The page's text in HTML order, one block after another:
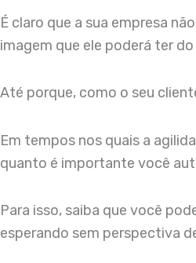
É claro que a sua empresa
imagem que ele poderá ter
Até porque, como o seu
Em tempos nos quais a
quanto é importante você
Para isso, saiba que você
esperando sem perspectiva